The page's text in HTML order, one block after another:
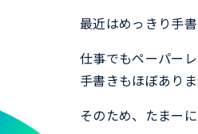
最近はめっきり手
仕事でもペーパー
手書きもほぼありま
そのため、たまー